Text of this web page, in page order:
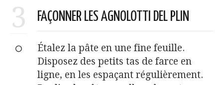
3 FAÇONNER LES AGNOLOTTI DEL PLIN
Étalez la pâte en une fine feuille.
Disposez des petits tas de farce en
ligne, en les espaçant régulièrement.